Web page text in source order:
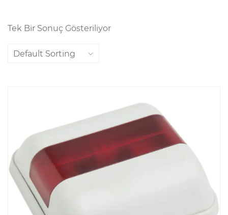
Tek Bir Sonuç Gösteriliyor
Default Sorting